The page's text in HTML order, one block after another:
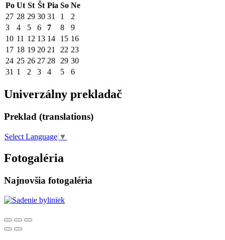
Po Ut St Št Pia So Ne
27 28 29 30 31 1
2
3
4 5 6 7 8
9
10 11 12 13 14 15 16
17 18 19 20 21 22 23
24 25 26 27 28 29 30
31 1 2 3 4 5 6
Univerzálny prekladač
Preklad (translations)
Select Language ▼
Fotogaléria
Najnovšia fotogaléria